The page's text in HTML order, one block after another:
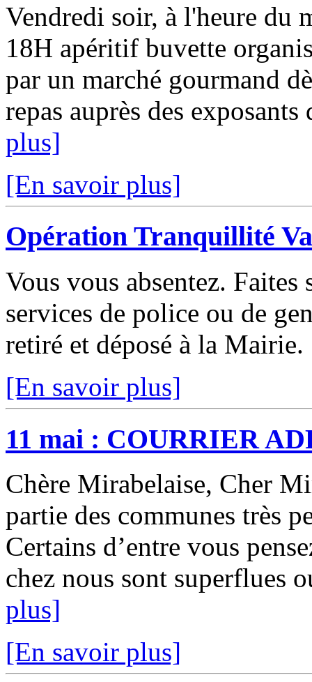
Vendredi soir, à l'heure du
18H apéritif buvette
par un marché gourmand
repas auprès des
plus]
[En savoir plus]
Opération Tranquillité
Vous vous absentez.
services de police ou de
retiré et déposé à la
[En savoir plus]
11 mai : COURRIER
Chère Mirabelaise, Cher
partie des communes très
Certains d’entre vous
chez nous sont superflues
plus]
[En savoir plus]